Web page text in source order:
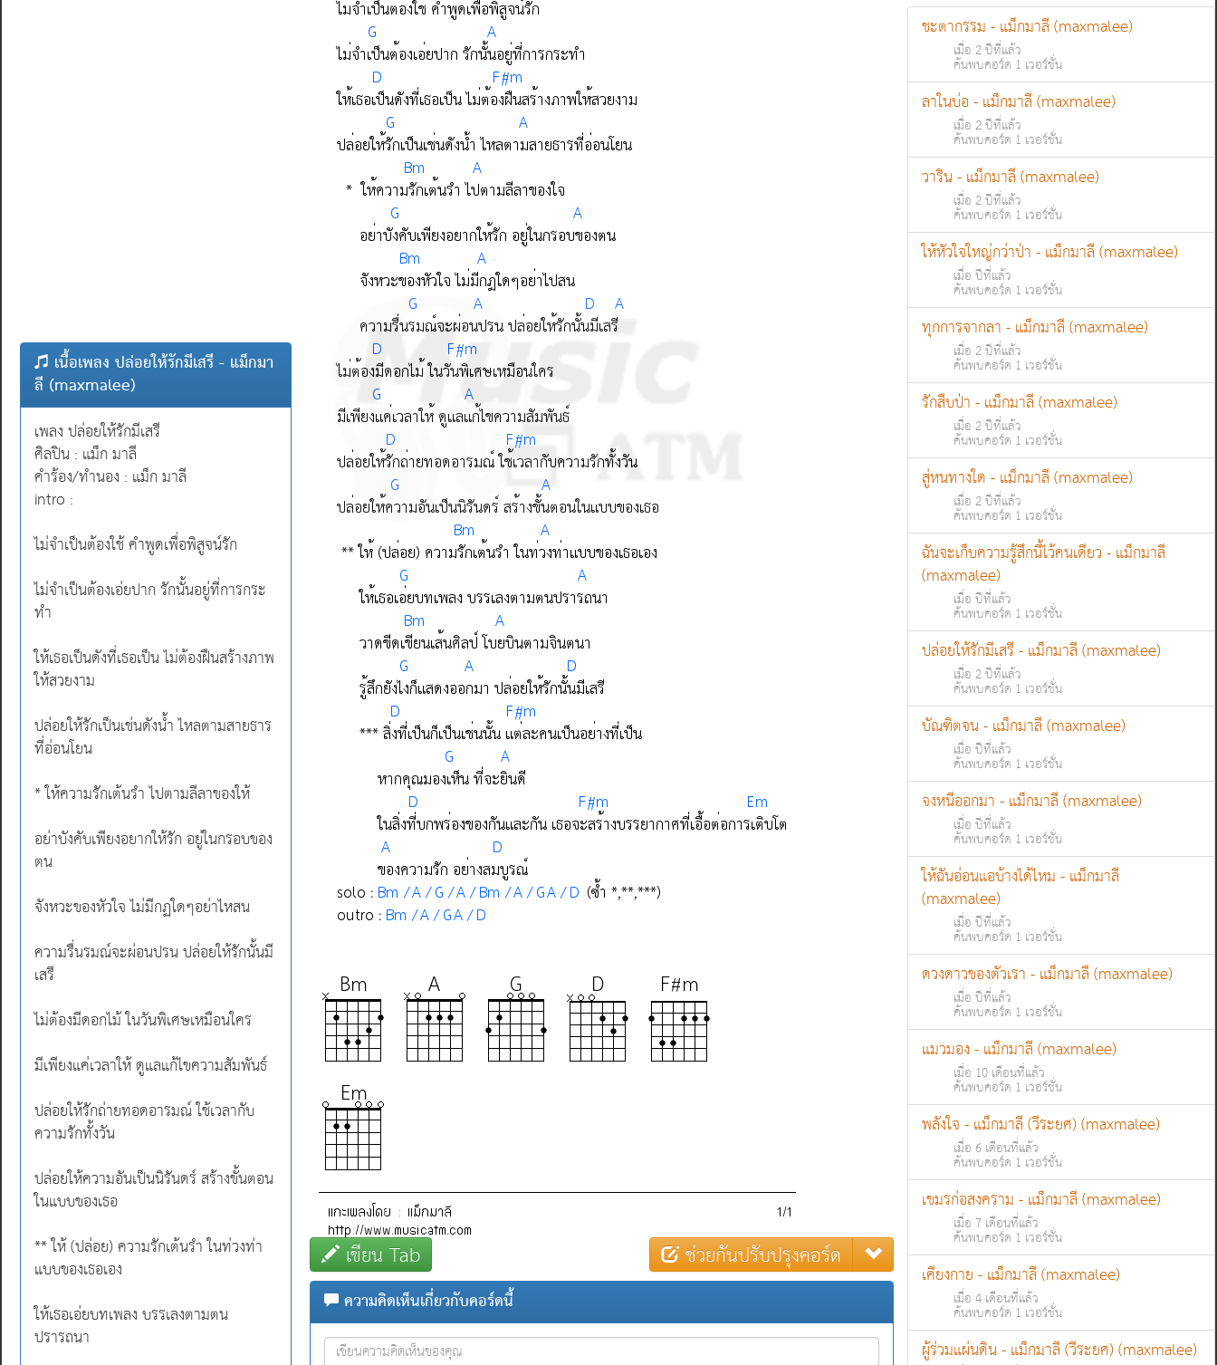
เขียน Tab ช่วยกันปรับปรุงคอร์ด
ความคิดเห็นเกี่ยวกับคอร์ดนี้
เนื้อเพลง ปล่อยให้รักมีเสรี - แม็กมา
ลี (maxmalee)
เพลง ปล่อยให้รักมีเสรี
ศิลปิน : แม็ก มาลี
คำร้อง/ทำนอง : แม็ก มาลี
intro :
ไม่จำเป็นต้องใช้ คำพูดเพื่อพิสูจน์รัก
ไม่จำเป็นต้องเอ่ยปาก รักนั้นอยู่ที่การกระ
ทำ
ให้เธอเป็นดังที่เธอเป็น ไม่ต้องฝืนสร้างภาพ
ให้สวยงาม
ปล่อยให้รักเป็นเช่นดังน้ำ ไหลตามสายธาร
ที่อ่อนโยน
* ให้ความรักเต้นรำ ไปตามลีลาของให้
อย่าบังคับเพียงอยากให้รัก อยู่ในกรอบของ
ตน
จังหวะของหัวใจ ไม่มีกฏใดๆอย่าไหสน
ความรื่นรมณ์จะผ่อนปรน ปล่อยให้รักนั้นมี
เสรี
ไม่ต้องมีดอกไม้ ในวันพิเศษเหมือนใคร
มีเพียงแค่เวลาให้ ดูแลแก้ไขความสัมพันธ์
ปล่อยให้รักถ่ายทอดอารมณ์ ใช้เวลากับ
ความรักทั้งวัน
ปล่อยให้ความอันเป็นนิรันดร์ สร้างขั้นตอน
ในแบบของเธอ
** ให้ (ปล่อย) ความรักเต้นรำ ในท่วงท่า
แบบของเธอเอง
ให้เธอเอ่ยบทเพลง บรรเลงตามตน
ปรารถนา
ชะตากรรม - แม็กมาลี (maxmalee)
เมื่อ 2 ปีที่แล้ว
ค้นพบคอร์ด 1 เวอร์ชั่น
ลาในบ่อ - แม็กมาลี (maxmalee)
เมื่อ 2 ปีที่แล้ว
ค้นพบคอร์ด 1 เวอร์ชั่น
วาริน - แม็กมาลี (maxmalee)
เมื่อ 2 ปีที่แล้ว
ค้นพบคอร์ด 1 เวอร์ชั่น
ให้หัวใจใหญ่กว่าป่า - แม็กมาลี (maxmalee)
เมื่อ ปีที่แล้ว
ค้นพบคอร์ด 1 เวอร์ชั่น
ทุกการจากลา - แม็กมาลี (maxmalee)
เมื่อ 2 ปีที่แล้ว
ค้นพบคอร์ด 1 เวอร์ชั่น
รักสืบป่า - แม็กมาลี (maxmalee)
เมื่อ 2 ปีที่แล้ว
ค้นพบคอร์ด 1 เวอร์ชั่น
สู่หนทางใด - แม็กมาลี (maxmalee)
เมื่อ 2 ปีที่แล้ว
ค้นพบคอร์ด 1 เวอร์ชั่น
ฉันจะเก็บความรู้สึกนี้ไว้คนเดียว - แม็กมาลี
(maxmalee)
เมื่อ ปีที่แล้ว
ค้นพบคอร์ด 1 เวอร์ชั่น
ปล่อยให้รักมีเสรี - แม็กมาลี (maxmalee)
เมื่อ 2 ปีที่แล้ว
ค้นพบคอร์ด 1 เวอร์ชั่น
บัณฑิตจน - แม็กมาลี (maxmalee)
เมื่อ ปีที่แล้ว
ค้นพบคอร์ด 1 เวอร์ชั่น
จงหนีออกมา - แม็กมาลี (maxmalee)
เมื่อ ปีที่แล้ว
ค้นพบคอร์ด 1 เวอร์ชั่น
ให้ฉันอ่อนแอบ้างได้ไหม - แม็กมาลี
(maxmalee)
เมื่อ ปีที่แล้ว
ค้นพบคอร์ด 1 เวอร์ชั่น
ดวงดาวของตัวเรา - แม็กมาลี (maxmalee)
เมื่อ ปีที่แล้ว
ค้นพบคอร์ด 1 เวอร์ชั่น
แมวมอง - แม็กมาลี (maxmalee)
เมื่อ 10 เดือนที่แล้ว
ค้นพบคอร์ด 1 เวอร์ชั่น
พลังใจ - แม็กมาลี (วีระยศ) (maxmalee)
เมื่อ 6 เดือนที่แล้ว
ค้นพบคอร์ด 1 เวอร์ชั่น
เขมรก่อสงคราม - แม็กมาลี (maxmalee)
เมื่อ 7 เดือนที่แล้ว
ค้นพบคอร์ด 1 เวอร์ชั่น
เคียงกาย - แม็กมาลี (maxmalee)
เมื่อ 4 เดือนที่แล้ว
ค้นพบคอร์ด 1 เวอร์ชั่น
ผู้ร่วมแผ่นดิน - แม็กมาลี (วีระยศ) (maxmalee)